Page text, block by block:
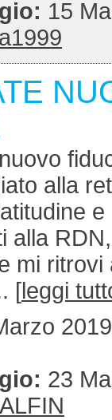
15
alla
alla
mi ritrovi
[ leggi
23